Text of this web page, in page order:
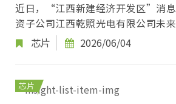
近日，“江西新建经济开发区”消
资子公司江西乾照光电有限公司未
项目完成技改备案。该项目以显示芯
芯片 2026/06/04
芯片